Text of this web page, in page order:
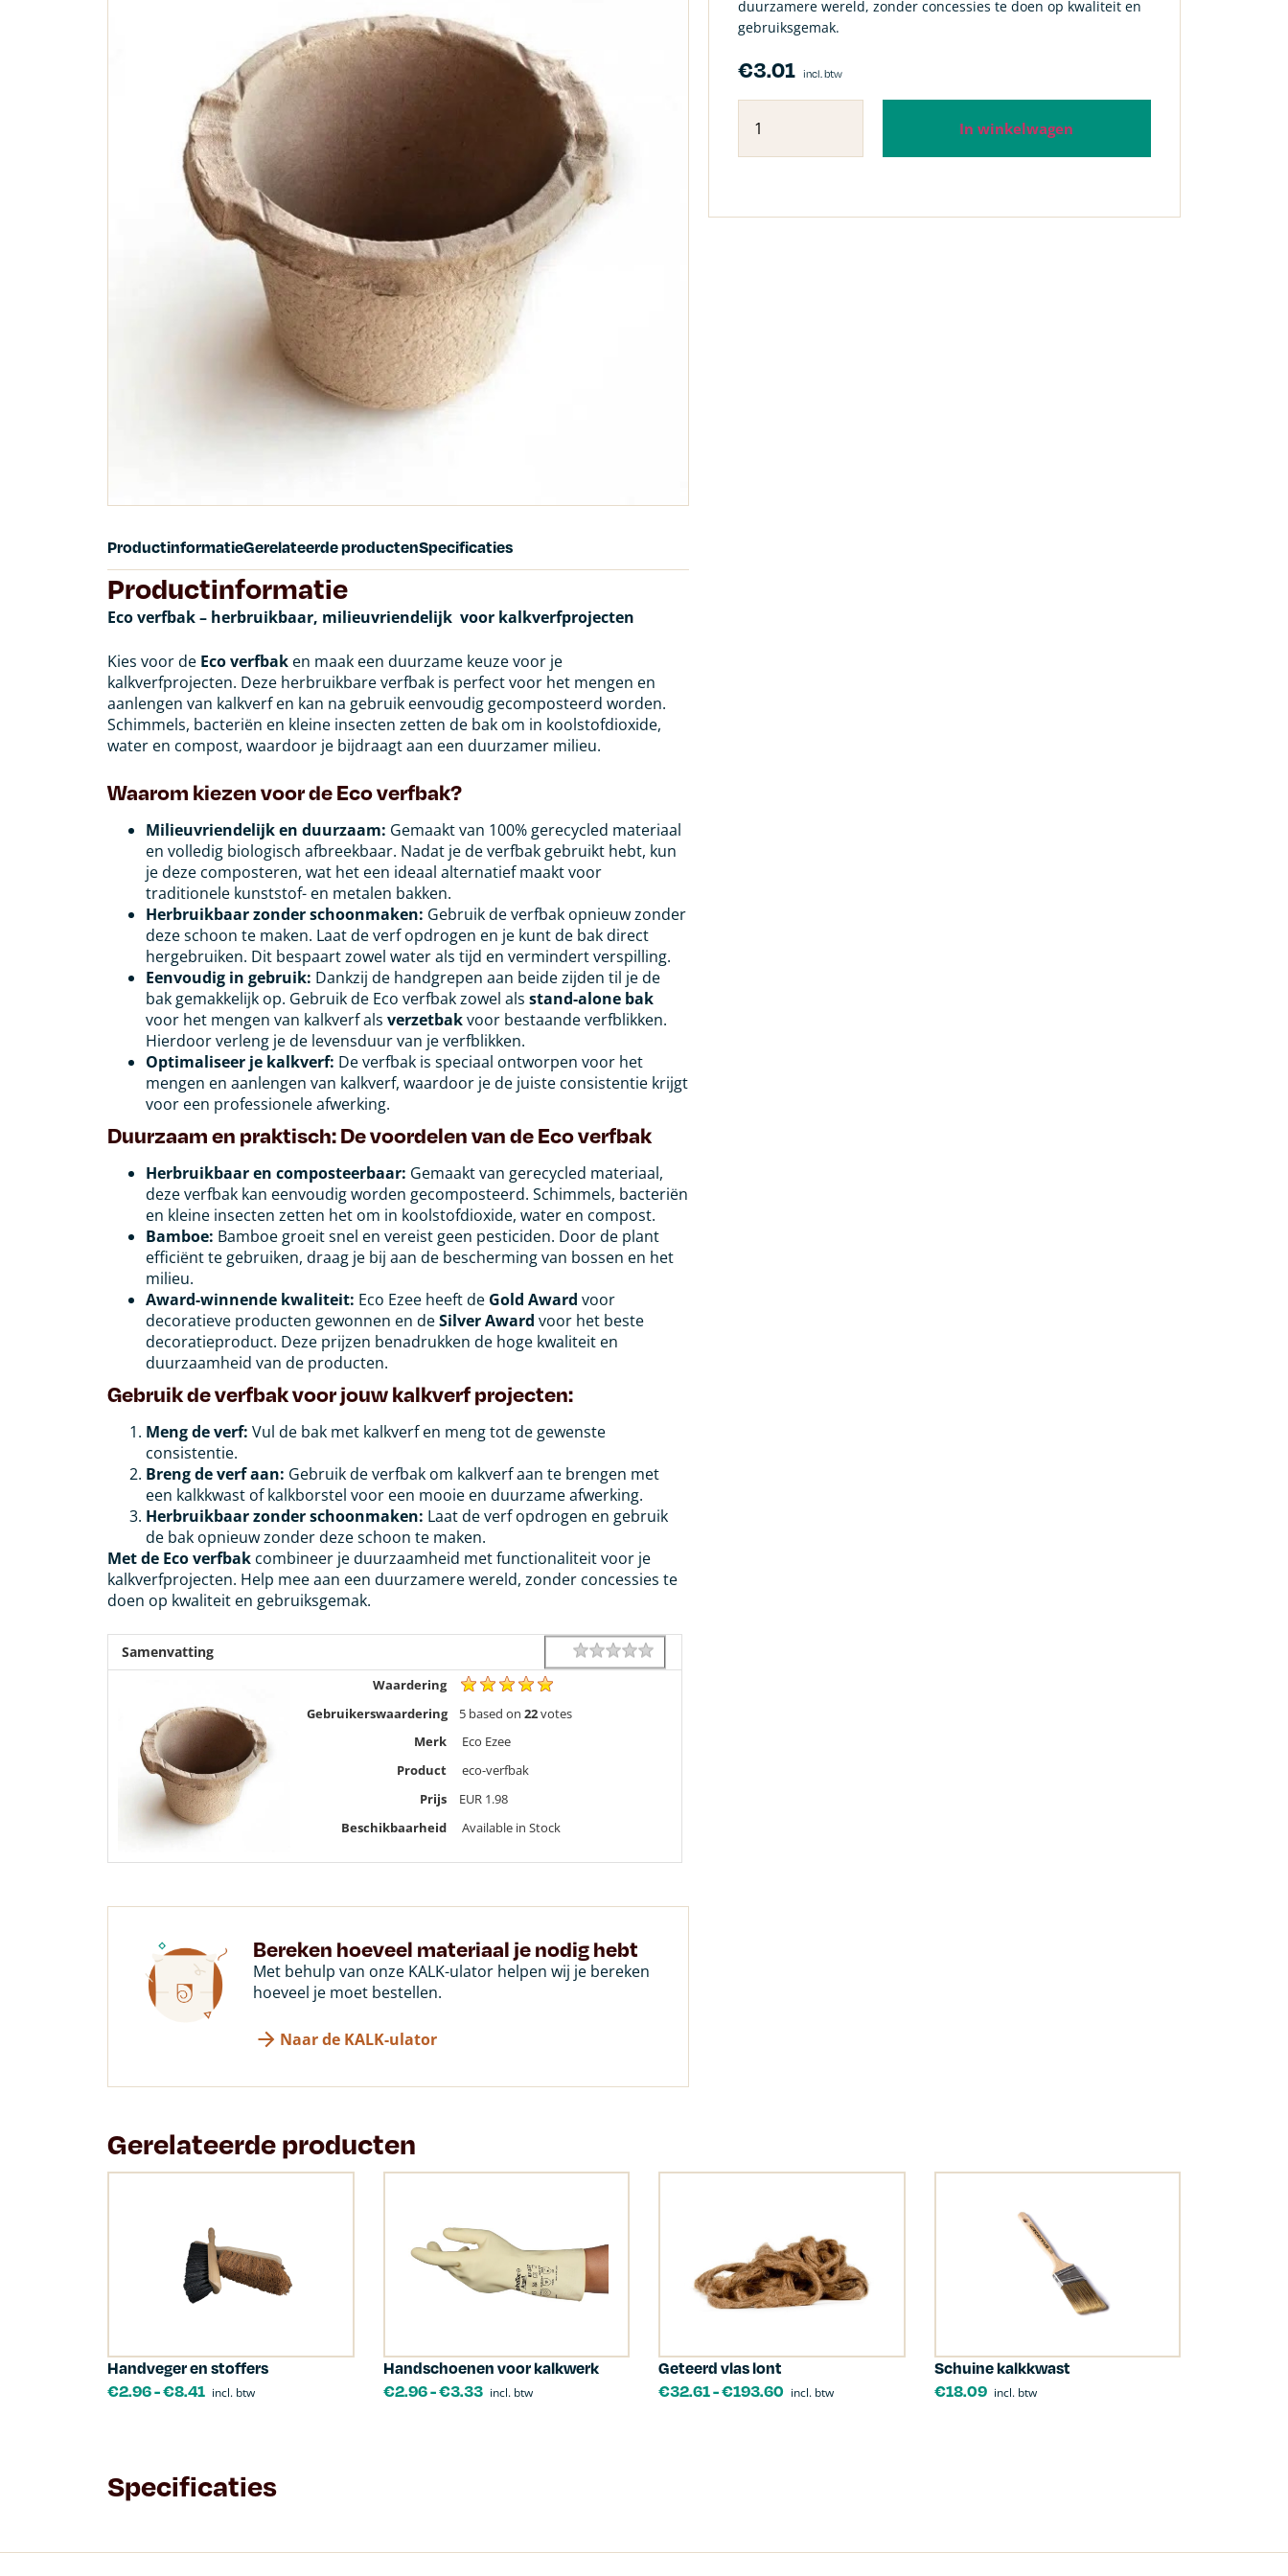
ProductinformatieGerelateerde productenSpecificaties
Productinformatie
Eco verfbak – herbruikbaar, milieuvriendelijk voor kalkverfprojecten
Kies voor de Eco verfbak en maak een duurzame keuze voor je
kalkverfprojecten. Deze herbruikbare verfbak is perfect voor het mengen en
aanlengen van kalkverf en kan na gebruik eenvoudig gecomposteerd worden.
Schimmels, bacteriën en kleine insecten zetten de bak om in koolstofdioxide,
water en compost, waardoor je bijdraagt aan een duurzamer milieu.
Waarom kiezen voor de Eco verfbak?
Milieuvriendelijk en duurzaam: Gemaakt van 100% gerecycled materiaal
en volledig biologisch afbreekbaar. Nadat je de verfbak gebruikt hebt, kun
je deze composteren, wat het een ideaal alternatief maakt voor
traditionele kunststof- en metalen bakken.
Herbruikbaar zonder schoonmaken: Gebruik de verfbak opnieuw zonder
deze schoon te maken. Laat de verf opdrogen en je kunt de bak direct
hergebruiken. Dit bespaart zowel water als tijd en vermindert verspilling.
Eenvoudig in gebruik: Dankzij de handgrepen aan beide zijden til je de
bak gemakkelijk op. Gebruik de Eco verfbak zowel als stand-alone bak
voor het mengen van kalkverf als verzetbakvoor bestaande verfblikken.
Hierdoor verleng je de levensduur van je verfblikken.
Optimaliseer je kalkverf: De verfbak is speciaal ontworpen voor het
mengen en aanlengen van kalkverf, waardoor je de juiste consistentie krijgt
voor een professionele afwerking.
Duurzaam en praktisch: De voordelen van de Eco verfbak
Herbruikbaar en composteerbaar: Gemaakt van gerecycled materiaal,
deze verfbak kan eenvoudig worden gecomposteerd. Schimmels, bacteriën
en kleine insecten zetten het om in koolstofdioxide, water en compost.
Bamboe: Bamboe groeit snel en vereist geen pesticiden. Door de plant
efficiënt te gebruiken, draag je bij aan de bescherming van bossen en het
milieu.
Award-winnende kwaliteit: Eco Ezee heeft de Gold Award voor
decoratieve producten gewonnen en deSilver Award voor het beste
decoratieproduct. Deze prijzen benadrukken de hoge kwaliteit en
duurzaamheid van de producten.
Gebruik de verfbak voor jouw kalkverf projecten:
Meng de verf: Vul de bak met kalkverf en meng tot de gewenste
consistentie.
Breng de verf aan: Gebruik de verfbak om kalkverf aan te brengen met
een kalkkwast of kalkborstel voor een mooie en duurzame afwerking.
Herbruikbaar zonder schoonmaken: Laat de verf opdrogen en gebruik
de bak opnieuw zonder deze schoon te maken.
Met de Eco verfbak combineer je duurzaamheid met functionaliteit voor je
kalkverfprojecten. Help mee aan een duurzamere wereld, zonder concessies te
doen op kwaliteit en gebruiksgemak.
Samenvatting Rating 1 star
2 stars
3 stars
4 stars
5 stars
Waardering
Gebruikerswaardering
5based on 22votes
Merk
Eco Ezee
Product
eco-verfbak
Prijs
EUR1.98
Beschikbaarheid
Available in Stock
duurzamere wereld, zonder concessies te doen op kwaliteit en
gebruiksgemak.
€3.01 incl. btw
In winkelwagen
Bereken hoeveel materiaal je nodig hebt
Met behulp van onze KALK-ulator helpen wij je bereken
hoeveel je moet bestellen.
Naar de KALK-ulator
Gerelateerde producten
Handveger en stoffers
€2.96-€8.41 incl. btw
Handschoenen voor kalkwerk
€2.96-€3.33 incl. btw
Geteerd vlas lont
€32.61-€193.60 incl. btw
Schuine kalkkwast
€18.09 incl. btw
Specificaties